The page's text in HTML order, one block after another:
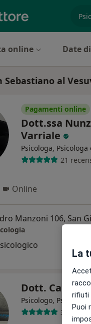
online Date
Sebastiano al
Pagamenti online
Dott.ssa
Varriale
Psicologa, Psicologa
21
Online
Dott. Carlo
Psicologo, Psicologo
39
La
rifiuti
Puoi